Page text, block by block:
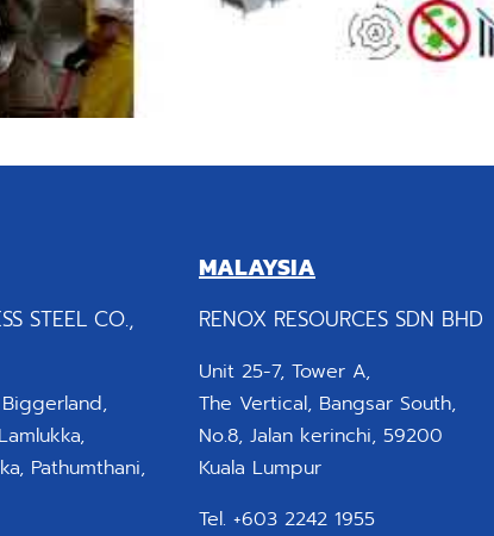
STEEL CO.,
Pathumthani,
MALAYSIA
RENOX RESOURCES SDN BHD
Unit 25-7, Tower A,
The Vertical, Bangsar South,
No.8, Jalan kerinchi, 59200
Kuala Lumpur
Tel. +603 2242 1955